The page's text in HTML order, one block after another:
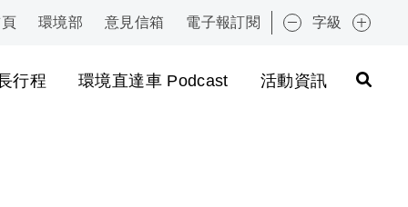
環境部 意見信箱 電子報訂閱 字級
行程 環境直達車 Podcast 活動資訊
:::